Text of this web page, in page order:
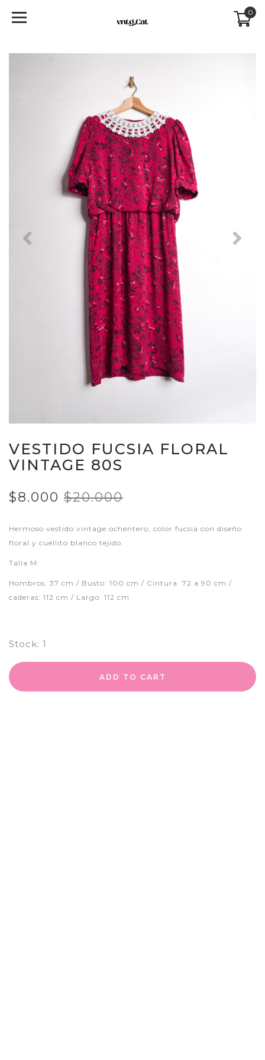
0
Previous Next
VESTIDO FUCSIA FLORAL
VINTAGE 80S
$8.000 $20.000
Hermoso vestido vintage ochentero, color fucsia con diseño
floral y cuellito blanco tejido.
Talla M
Hombros: 37 cm / Busto: 100 cm / Cintura: 72 a 90 cm /
caderas: 112 cm / Largo: 112 cm
Stock: 1
ADD TO CART